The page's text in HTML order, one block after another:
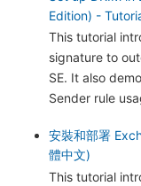
Edition) -
This tutorial
signature to
SE. It also
Sender rule
安裝和部署
體中文)
This tutorial